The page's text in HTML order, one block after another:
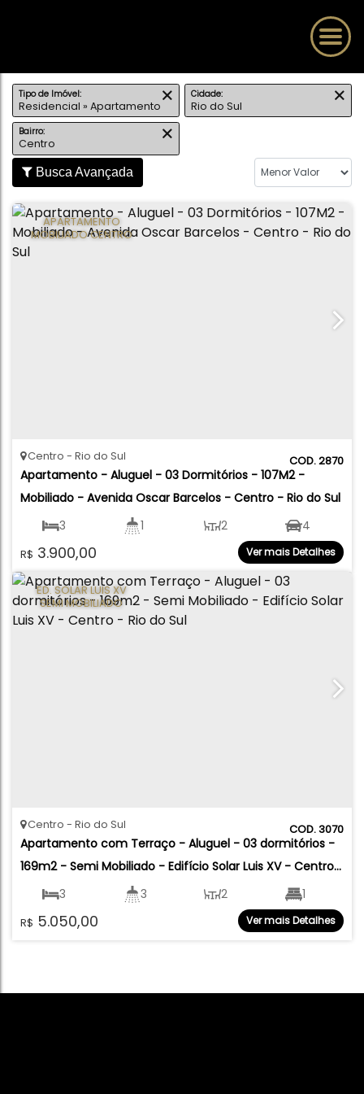
Tipo de Imóvel:
Residencial » Apartamento
Cidade:
Rio do Sul
Bairro:
Centro
Busca Avançada
APARTAMENTO
MOBILIADO CENTRO
2870
Apartamento - Aluguel - 03 Dormitórios - 107M2 -
Mobiliado - Avenida Oscar Barcelos - Centro - Rio do Sul
R$ 3.900,00
Centro Rio do Sul
3 1
107.00m²
2 4
Ver mais Detalhes
ED. SOLAR LUIS XV
SEMI MOBILIADO
3070
Apartamento com Terraço - Aluguel - 03 dormitórios -
169m2 - Semi Mobiliado - Edifício Solar Luis XV - Centro
- Rio do Sul
R$ 5.050,00
Centro Rio do Sul
3 3 2 1
2 Ver mais Detalhes